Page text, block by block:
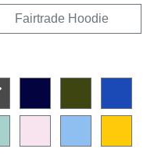
Fairtrade Hoodie